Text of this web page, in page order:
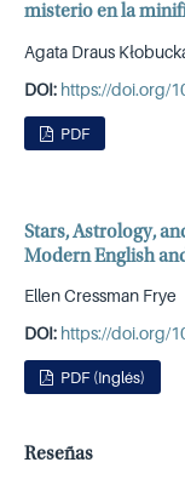
misterio en la
Agata Draus
DOI: https://doi.org/
PDF
Stars, Astrology,
Modern English
Ellen Cressman Frye
DOI: https://doi.org/
PDF (Inglés)
Reseñas